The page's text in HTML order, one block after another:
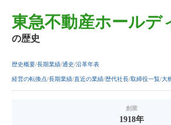
東急不動産ホールデ
の歴史
歴史概要 長期業績 通史 沿革年表
経営の転換点 長期業績 直近の業績 歴代社長 取締役一覧 大
創業
1918年